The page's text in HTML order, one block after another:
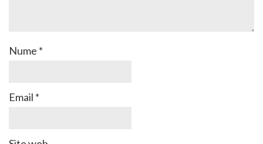
Nume *
Email *